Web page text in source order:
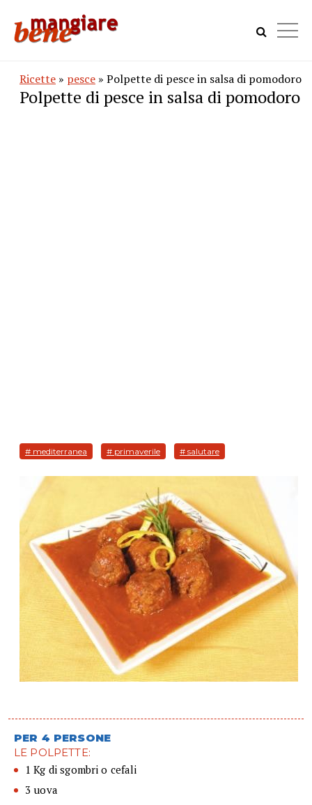
Ricette » pesce » Polpette di pesce in salsa di pomodoro
Polpette di pesce in salsa di pomodoro
# mediterranea # primaverile # salutare
PER 4 PERSONE
LE POLPETTE:
1 Kg di sgombri o cefali
3 uova